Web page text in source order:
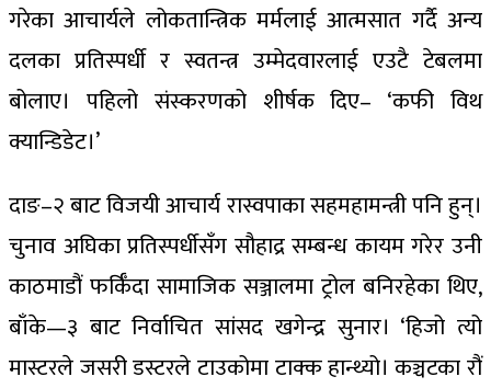
गरेका आचार्यले लोकतान्त्रिक मर्मलाई आत्मसात गर्दै अन्य
दलका प्रतिस्पर्धी र स्वतन्त्र उम्मेदवारलाई एउटै टेबलमा
बोलाए। पहिलो संस्करणको शीर्षक दिए– ‘कफी विथ
क्यान्डिडेट।’
दाङ–२ बाट विजयी आचार्य रास्वपाका सहमहामन्त्री पनि हुन्।
चुनाव अघिका प्रतिस्पर्धीसँग सौहाद्र सम्बन्ध कायम गरेर उनी
काठमाडौं फर्किँदा सामाजिक सञ्जालमा ट्रोल बनिरहेका थिए,
बाँके—३ बाट निर्वाचित सांसद खगेन्द्र सुनार। ‘हिजो त्यो
मास्टरले जसरी डस्टरले टाउकोमा टाक्क हान्थ्यो। कञ्चटका रौं